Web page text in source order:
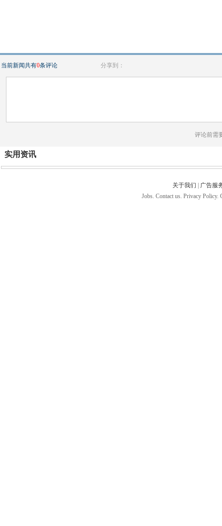
当前新闻共有0条评论 分享到：
评论前需
实用资讯
关于我们
广告服
Jobs. Contact us. Privacy